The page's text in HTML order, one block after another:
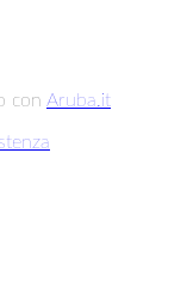
con Aruba.it